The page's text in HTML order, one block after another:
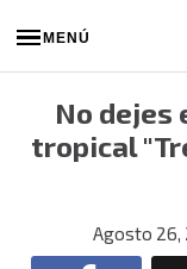
MENÚ
No dejes
tropical
Agosto 26,